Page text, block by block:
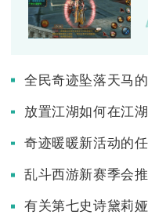
全民奇迹坠落天马
放置江湖如何在江
奇迹暖暖新活动的
乱斗西游新赛季会